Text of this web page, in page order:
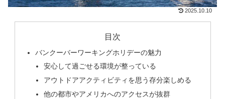
2025.10.10
目次
バンクーバーワーキングホリデーの魅力
安心して過ごせる環境が整っている
アウトドアアクティビティを思う存分楽しめる
他の都市やアメリカへのアクセスが抜群